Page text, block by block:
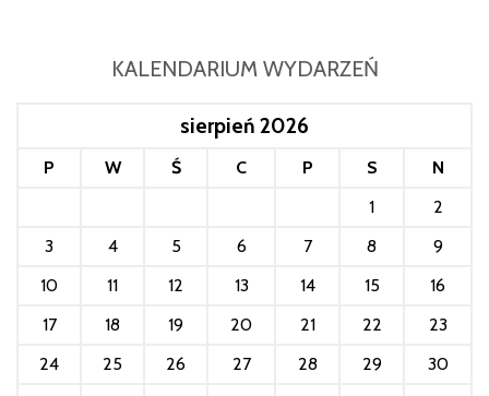
KALENDARIUM WYDARZEŃ
sierpień 2026
P W Ś C P S
N
1
2
3
4 5 6 7 8
9
10
11 12 13 14 15
16
17
18 19 20 21 22
23
24
25 26 27 28 29
30